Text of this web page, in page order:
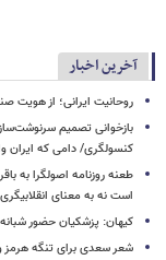
آخرین اخبار
روحانیت ایرانی؛ از هویت
بازخوانی تصمیم
کنسولگری/ دامی که ایران
طعنه روزنامه اصولگرا به
است نه به معنای انقلابیگری
کیهان: پزشکیان حضور شبانه
شعر سعدی برای تنگه هرمز و